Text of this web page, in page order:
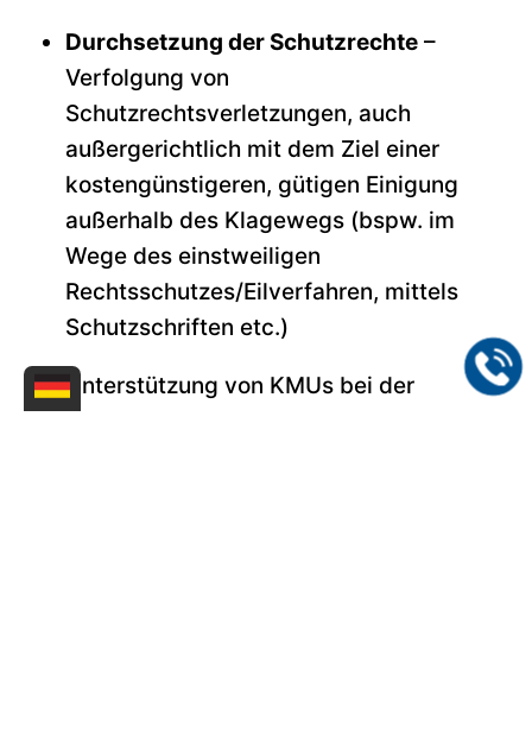
Durchsetzung der Schutzrechte –
Verfolgung von
Schutzrechtsverletzungen, auch
außergerichtlich mit dem Ziel einer
kostengünstigeren, gütigen Einigung
außerhalb des Klagewegs (bspw. im
Wege des einstweiligen
Rechtsschutzes/Eilverfahren, mittels
Schutzschriften etc.)
Unterstützung von KMUs bei der